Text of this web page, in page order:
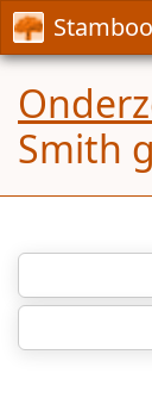
Smith